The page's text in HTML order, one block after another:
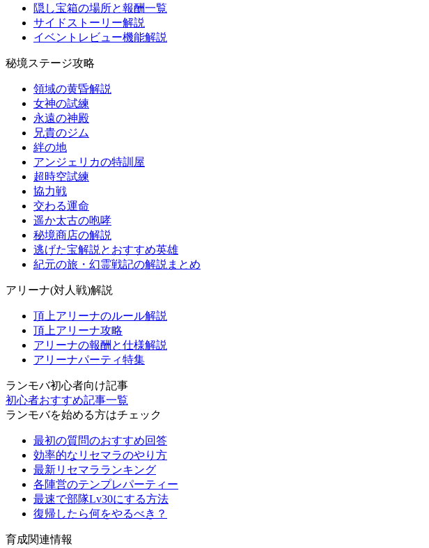
隠し宝箱の場所と報酬一覧
サイドストーリー解説
イベントレビュー機能解説
秘境ステージ攻略
領域の黄昏解説
女神の試練
永遠の神殿
兄貴のジム
絆の地
アンジェリカの特訓屋
超時空試練
協力戦
交わる運命
遥か太古の咆哮
秘境商店の解説
逃げた宝解説とおすすめ英雄
紀元の旅・幻霊戦記の解説まとめ
アリーナ(対人戦)解説
頂上アリーナのルール解説
頂上アリーナ攻略
アリーナの報酬と仕様解説
アリーナパーティ特集
ランモバ初心者向け記事
初心者おすすめ記事一覧
ランモバを始める方はチェック
最初の質問のおすすめ回答
効率的なリセマラのやり方
最新リセマラランキング
各陣営のテンプレパーティー
最速で部隊Lv30にする方法
復帰したら何をやるべき？
育成関連情報